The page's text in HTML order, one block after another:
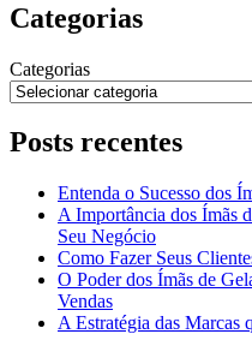
Categorias
Categorias
Posts recentes
Entenda o Sucesso dos
A Importância dos Ímãs
Seu Negócio
Como Fazer Seus
O Poder dos Ímãs de
Vendas
A Estratégia das Marcas